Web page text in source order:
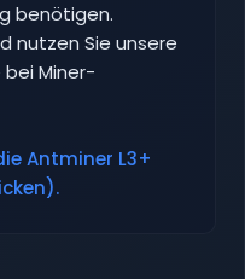
benötigen.
nutzen Sie unsere
Miner-
Antminer L3+